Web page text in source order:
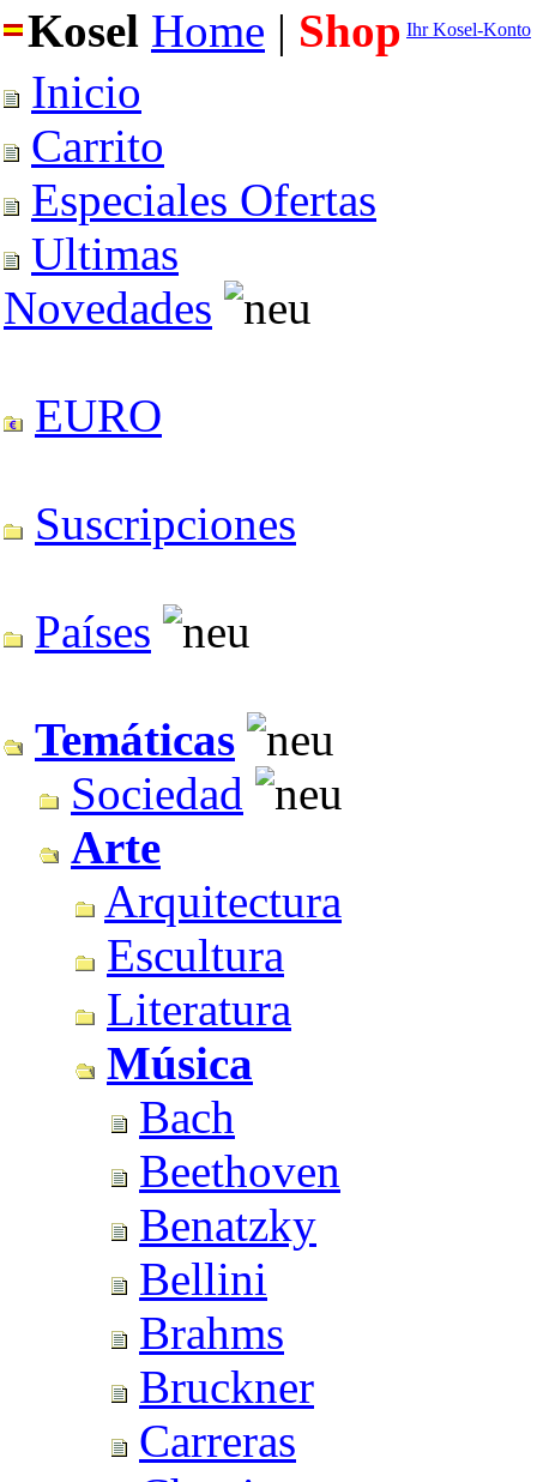
Kosel Home | Shop Ihr Kosel-Konto
Inicio
Carrito
Especiales Ofertas
Ultimas
Novedades
EURO
Suscripciones
Países
Temáticas
Sociedad
Arte
Arquitectura
Escultura
Literatura
Música
Bach
Beethoven
Benatzky
Bellini
Brahms
Bruckner
Carreras